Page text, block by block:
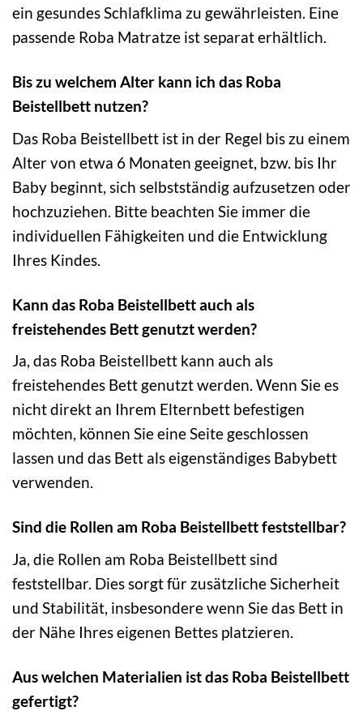
ein gesundes Schlafklima zu gewährleisten. Eine
passende Roba Matratze ist separat erhältlich.
Bis zu welchem Alter kann ich das Roba
Beistellbett nutzen?
Das Roba Beistellbett ist in der Regel bis zu einem
Alter von etwa 6 Monaten geeignet, bzw. bis Ihr
Baby beginnt, sich selbstständig aufzusetzen oder
hochzuziehen. Bitte beachten Sie immer die
individuellen Fähigkeiten und die Entwicklung
Ihres Kindes.
Kann das Roba Beistellbett auch als
freistehendes Bett genutzt werden?
Ja, das Roba Beistellbett kann auch als
freistehendes Bett genutzt werden. Wenn Sie es
nicht direkt an Ihrem Elternbett befestigen
möchten, können Sie eine Seite geschlossen
lassen und das Bett als eigenständiges Babybett
verwenden.
Sind die Rollen am Roba Beistellbett feststellbar?
Ja, die Rollen am Roba Beistellbett sind
feststellbar. Dies sorgt für zusätzliche Sicherheit
und Stabilität, insbesondere wenn Sie das Bett in
der Nähe Ihres eigenen Bettes platzieren.
Aus welchen Materialien ist das Roba Beistellbett
gefertigt?